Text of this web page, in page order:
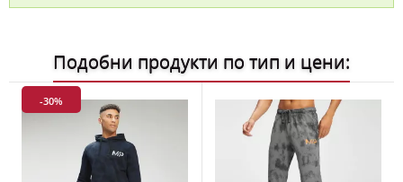
Подобни продукти по тип и цени:
-30%